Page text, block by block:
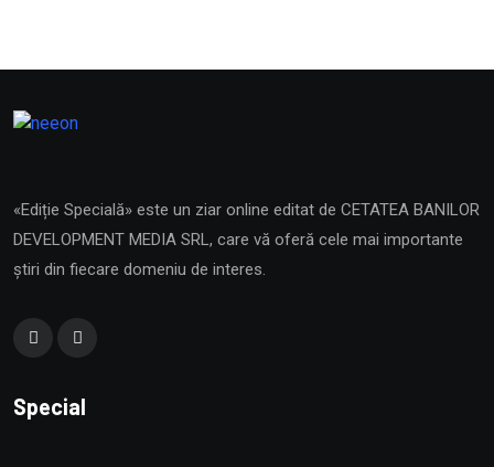
«Ediție Specială» este un ziar online editat de CETATEA BANILOR
DEVELOPMENT MEDIA SRL, care vă oferă cele mai importante
știri din fiecare domeniu de interes.
Special